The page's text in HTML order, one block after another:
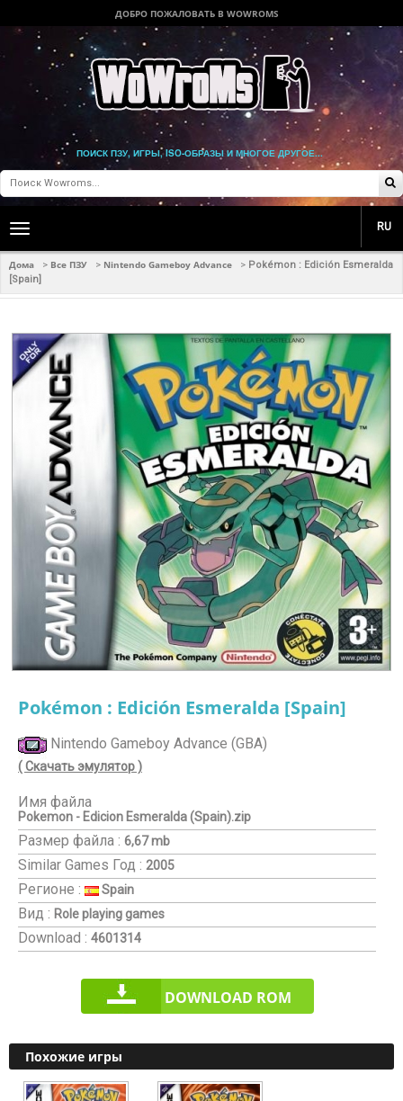
ДОБРО ПОЖАЛОВАТЬ В WOWROMS
ПОИСК ПЗУ, ИГРЫ, ISO-ОБРАЗЫ И МНОГОЕ ДРУГОЕ...
Toggle
navigation
RU
Дома > Все ПЗУ > Nintendo Gameboy Advance > Pokémon : Edición Esmeralda
[Spain]
Pokémon : Edición Esmeralda [Spain]
Nintendo Gameboy Advance (GBA)
( Скачать эмулятор )
Имя файла
Pokemon - Edicion Esmeralda (Spain).zip
Размер файла : 6,67 mb
Similar Games Год : 2005
Регионе : Spain
Вид : Role playing games
Download : 4601314
DOWNLOAD ROM
Похожие игры